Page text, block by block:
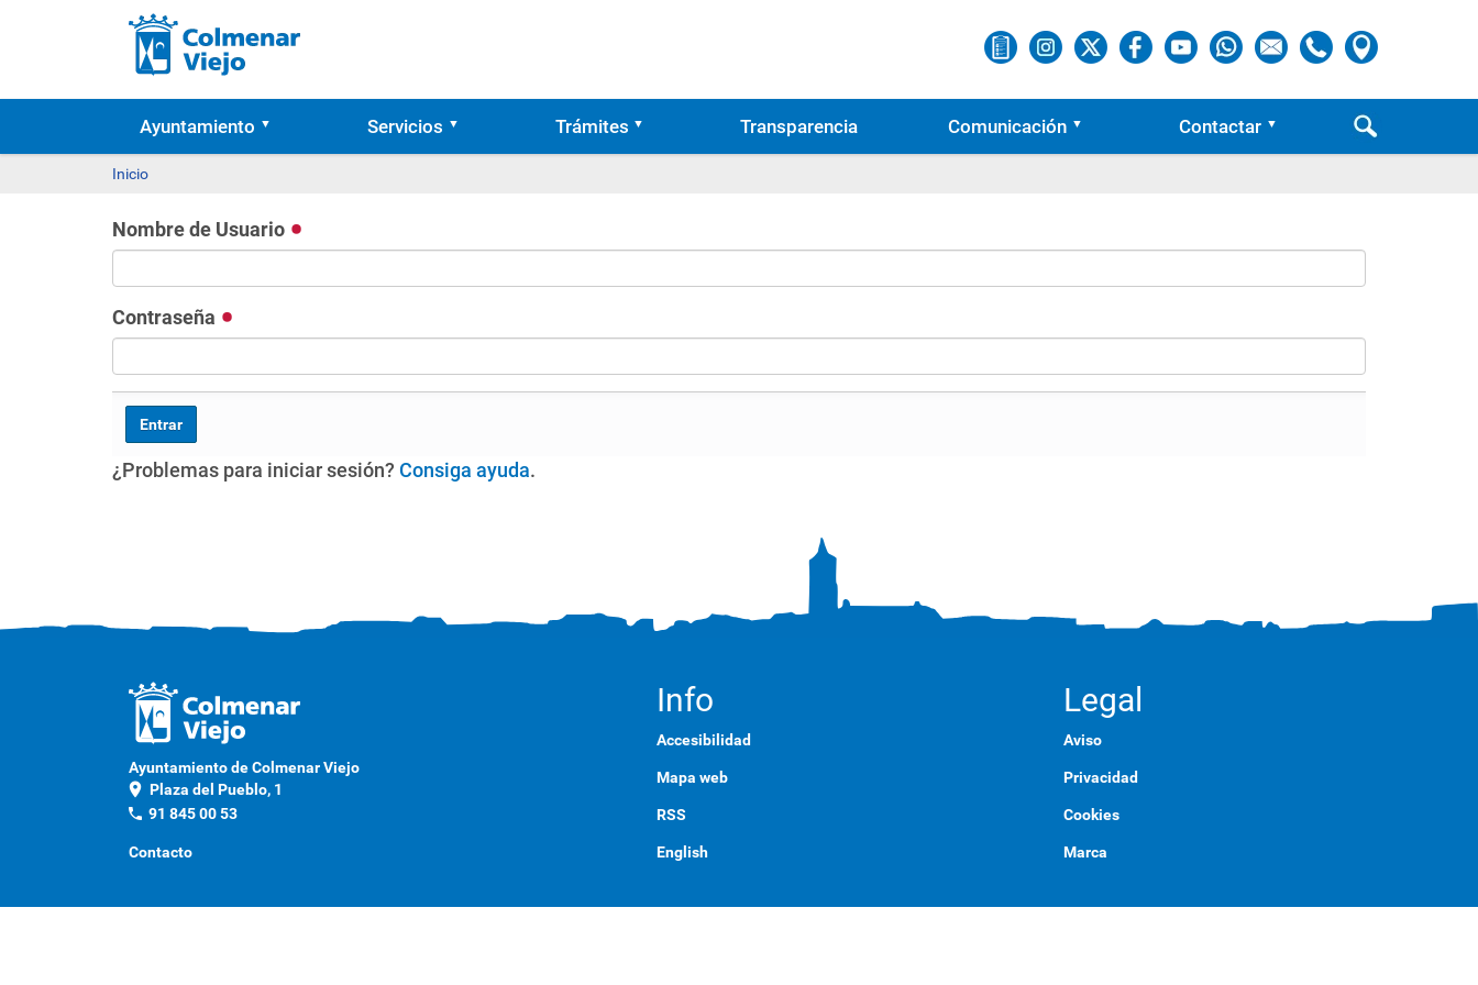
Ayuntamiento Servicios Trámites Transparencia Comunicación Contactar
Inicio
Nombre de Usuario
Contraseña
¿Problemas para iniciar sesión? Consiga ayuda.
Ayuntamiento de Colmenar Viejo
location_on Plaza del Pueblo, 1
phone 91 845 00 53
Contacto
Info
Accesibilidad
Mapa web
RSS
English
Legal
Aviso
Privacidad
Cookies
Marca